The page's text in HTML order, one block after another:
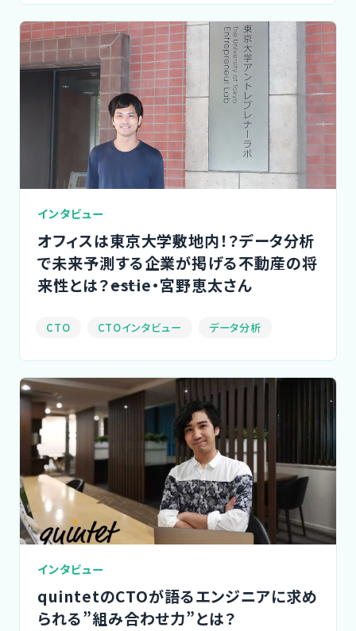
インタビュー
オフィスは東京大学敷地内！？データ分析
で未来予測する企業が掲げる不動産の将
来性とは？――estie・宮野恵太さん
CTO CTOインタビュー データ分析
インタビュー
quintetのCTOが語るエンジニアに求め
られる”組み合わせ力”とは？